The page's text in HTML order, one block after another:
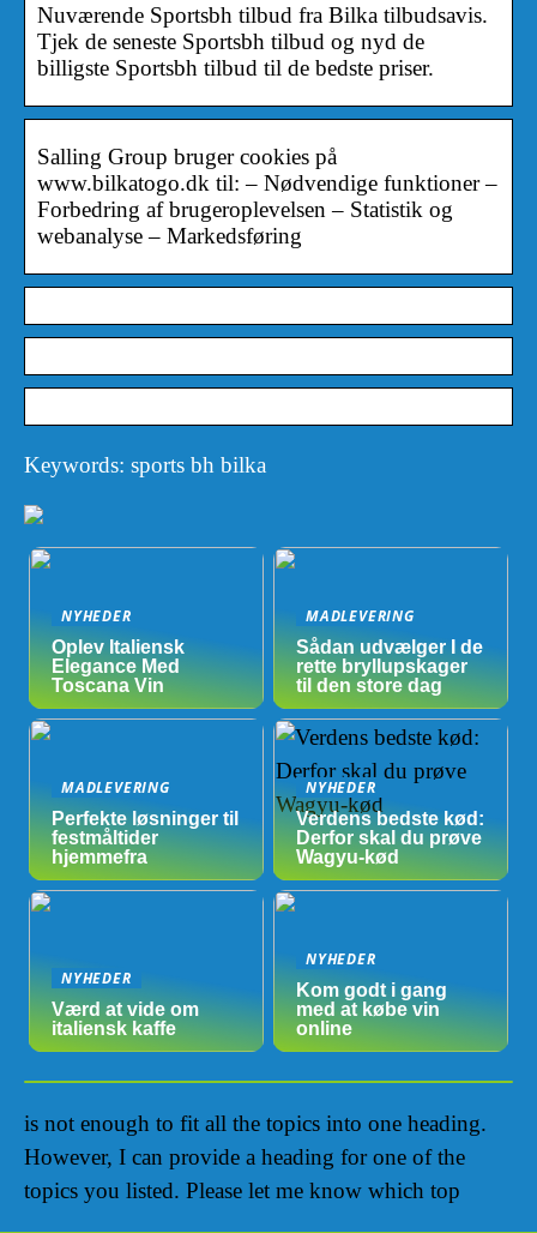
Nuværende Sportsbh tilbud fra Bilka tilbudsavis.
Tjek de seneste Sportsbh tilbud og nyd de
billigste Sportsbh tilbud til de bedste priser.
Salling Group bruger cookies på
www.bilkatogo.dk til: – Nødvendige funktioner –
Forbedring af brugeroplevelsen – Statistik og
webanalyse – Markedsføring
Keywords: sports bh bilka
NYHEDER
Oplev Italiensk
Elegance Med
Toscana Vin
MADLEVERING
Sådan udvælger I de
rette bryllupskager
til den store dag
MADLEVERING
Perfekte løsninger til
festmåltider
hjemmefra
NYHEDER
Verdens bedste kød:
Derfor skal du prøve
Wagyu-kød
NYHEDER
Værd at vide om
italiensk kaffe
NYHEDER
Kom godt i gang
med at købe vin
online
is not enough to fit all the topics into one heading.
However, I can provide a heading for one of the
topics you listed. Please let me know which top